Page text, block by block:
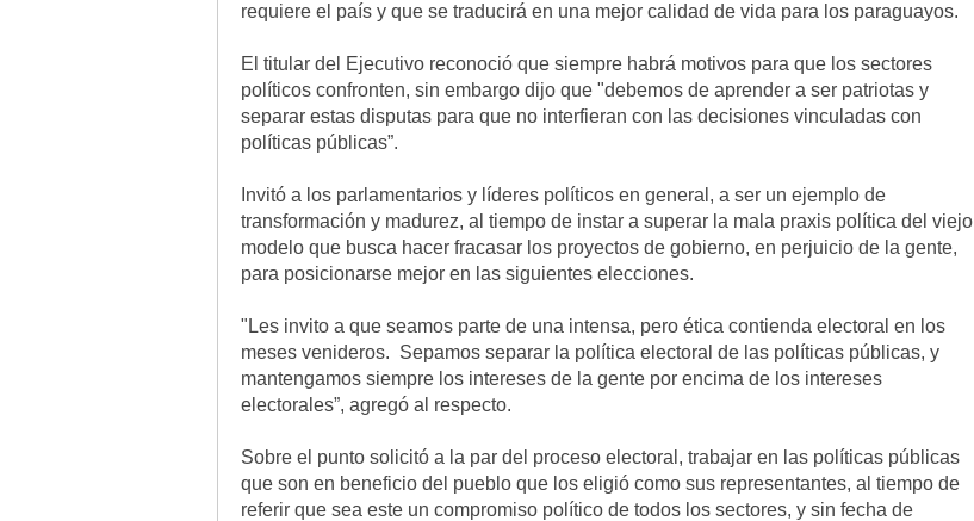
requiere el país y que se traducirá en una mejor calidad de vida para los paraguayos.
El titular del Ejecutivo reconoció que siempre habrá motivos para que los sectores
políticos confronten, sin embargo dijo que "debemos de aprender a ser patriotas y
separar estas disputas para que no interfieran con las decisiones vinculadas con
políticas públicas”.
Invitó a los parlamentarios y líderes políticos en general, a ser un ejemplo de
transformación y madurez, al tiempo de instar a superar la mala praxis política del viejo
modelo que busca hacer fracasar los proyectos de gobierno, en perjuicio de la gente,
para posicionarse mejor en las siguientes elecciones.
"Les invito a que seamos parte de una intensa, pero ética contienda electoral en los
meses venideros. Sepamos separar la política electoral de las políticas públicas, y
mantengamos siempre los intereses de la gente por encima de los intereses
electorales”, agregó al respecto.
Sobre el punto solicitó a la par del proceso electoral, trabajar en las políticas públicas
que son en beneficio del pueblo que los eligió como sus representantes, al tiempo de
referir que sea este un compromiso político de todos los sectores, y sin fecha de